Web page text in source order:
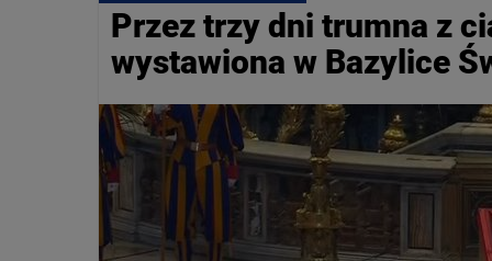
Przez trzy dni trumna z
wystawiona w Bazylice